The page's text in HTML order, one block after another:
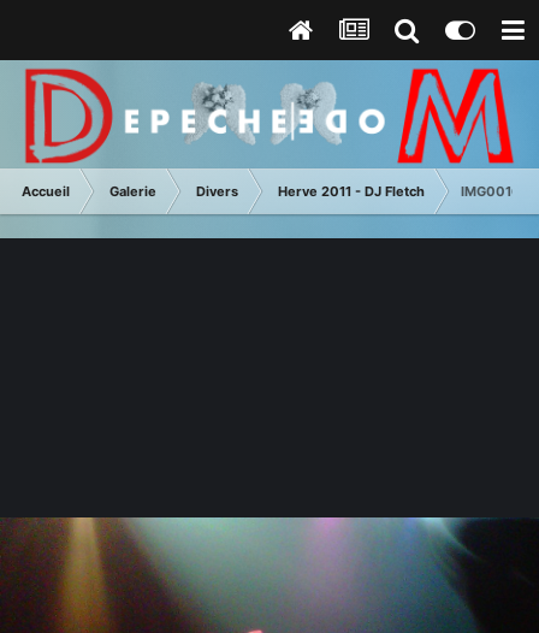
Accueil Galerie Divers Herve 2011 - DJ Fletch IMG00166